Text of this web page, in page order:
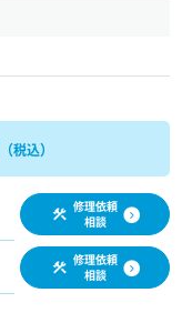
（税込）
修理依頼
相談
修理依頼
相談